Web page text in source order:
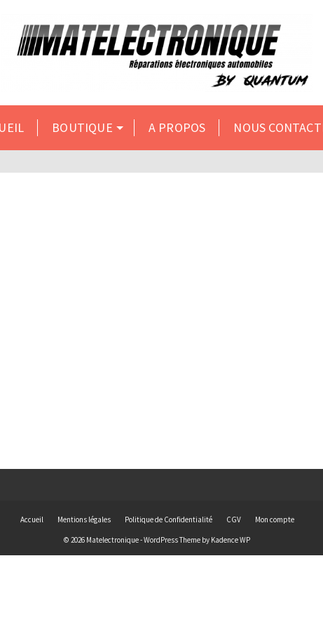
BOUTIQUE A PROPOS NOUS
Accueil Mentions légales Politique de Confidentialité CGV Mon compte
© 2026 Matelectronique - WordPress Theme by Kadence WP
du 10 au 31 inclus. Merci de formuler vos demandes par